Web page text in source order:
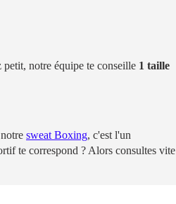
notre équipe te conseille 1 taille
sweat Boxing, c'est l'un
te correspond ? Alors consultes vite